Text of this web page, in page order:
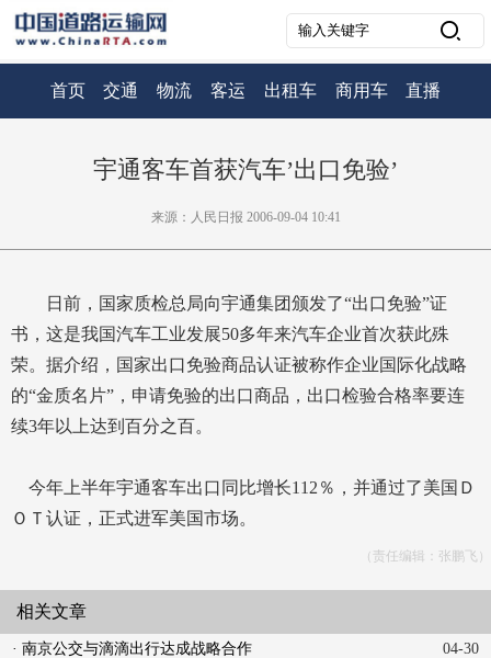
首页 交通 物流 客运 出租车 商用车 直播
宇通客车首获汽车’出口免验’
来源：人民日报 2006-09-04 10:41
日前，国家质检总局向宇通集团颁发了“出口免验”证
书，这是我国汽车工业发展50多年来汽车企业首次获此殊
荣。据介绍，国家出口免验商品认证被称作企业国际化战略
的“金质名片”，申请免验的出口商品，出口检验合格率要连
续3年以上达到百分之百。
今年上半年宇通客车出口同比增长112％，并通过了美国Ｄ
ＯＴ认证，正式进军美国市场。
（责任编辑：张鹏飞）
相关文章
· 南京公交与滴滴出行达成战略合作 04-30